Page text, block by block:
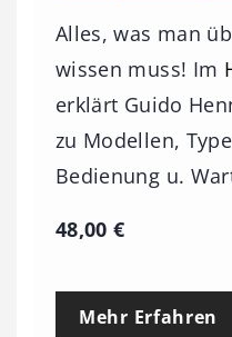
Alles, was man
wissen muss! Im
erklärt Guido
zu Modellen,
Bedienung u.
48,00€
Mehr Erfahren